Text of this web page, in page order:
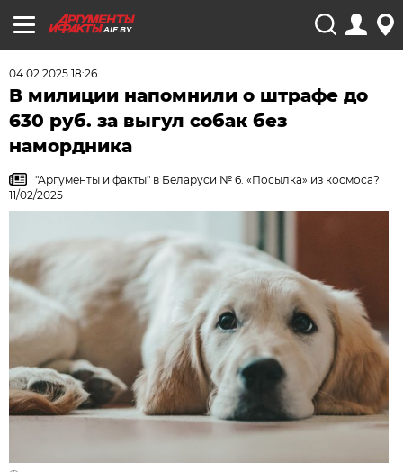
AIF.BY
04.02.2025 18:26
В милиции напомнили о штрафе до
630 руб. за выгул собак без
намордника
"Аргументы и факты" в Беларуси № 6. «Посылка» из космоса?
11/02/2025